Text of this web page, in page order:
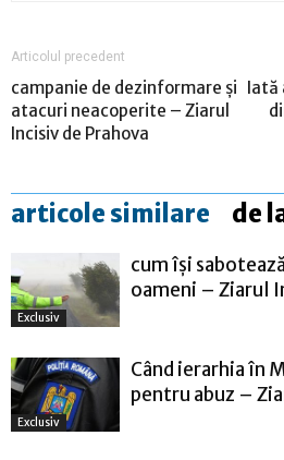
Articolul precedent
campanie de dezinformare și
atacuri neacoperite – Ziarul
Incisiv de Prahova
Iată
articole similare de
Exclusiv
cum își
oameni – Ziarul
Exclusiv
Când ierarhia în
pentru abuz –